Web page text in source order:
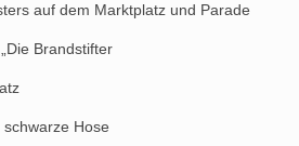
Marktplatz und Parade
Hose